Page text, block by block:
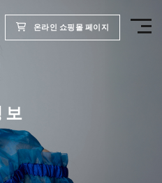
온라인 쇼핑몰 페이지
품
포트